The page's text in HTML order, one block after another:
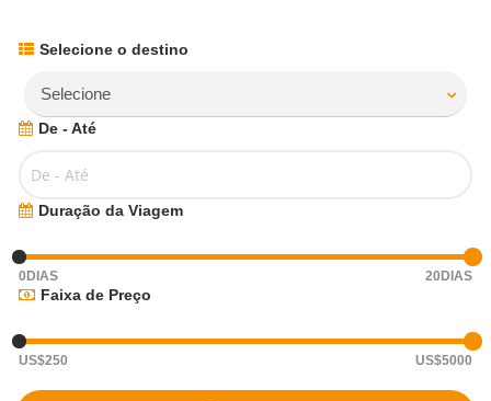
Selecione o destino
Selecione
De - Até
Duração da Viagem
0DIAS 20DIAS
Faixa de Preço
US$250 US$5000